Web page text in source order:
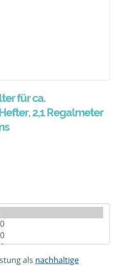
für ca.
2,1 Regalmeter
als nachhaltige